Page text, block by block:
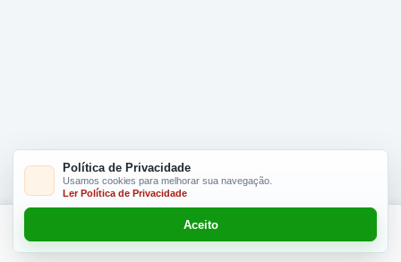
Adicionar R$ 16.90
Política de Privacidade
Usamos cookies para melhorar sua navegação.
Ler Política de Privacidade
Aceito